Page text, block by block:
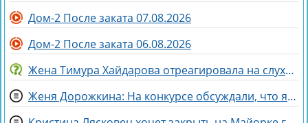
Дом-2 После заката 07.08.2026
Дом-2 После заката 06.08.2026
Жена Тимура Хайдарова отреагировала на слухи о колдовстве
Женя Дорожкина: На конкурсе обсуждали, что я злая и мстительная